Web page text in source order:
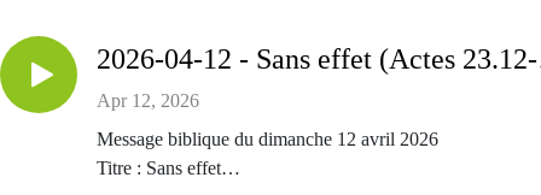
Apr 12, 2026
Message biblique du dimanche 12 avril 2026
Titre : Sans effet